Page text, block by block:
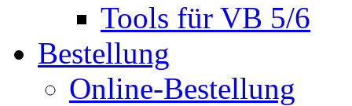
Tools für VB 5/6
Bestellung
Online-Bestellung